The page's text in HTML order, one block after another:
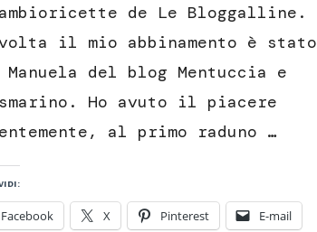
crema
nocciole
de Le Bloggalline.
il mio abbinamento è stato
Manuela del blog Mentuccia e
Ho avuto il piacere
al primo raduno …
Facebook X Pinterest E-mail